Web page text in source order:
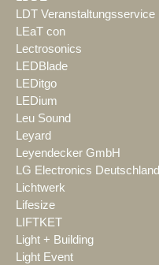
LDT Veranstaltungsservice
LEaT con
Lectrosonics
LEDBlade
LEDitgo
LEDium
Leu Sound
Leyard
Leyendecker GmbH
LG Electronics Deutschland
Lichtwerk
Lifesize
LIFTKET
Light + Building
Light Event